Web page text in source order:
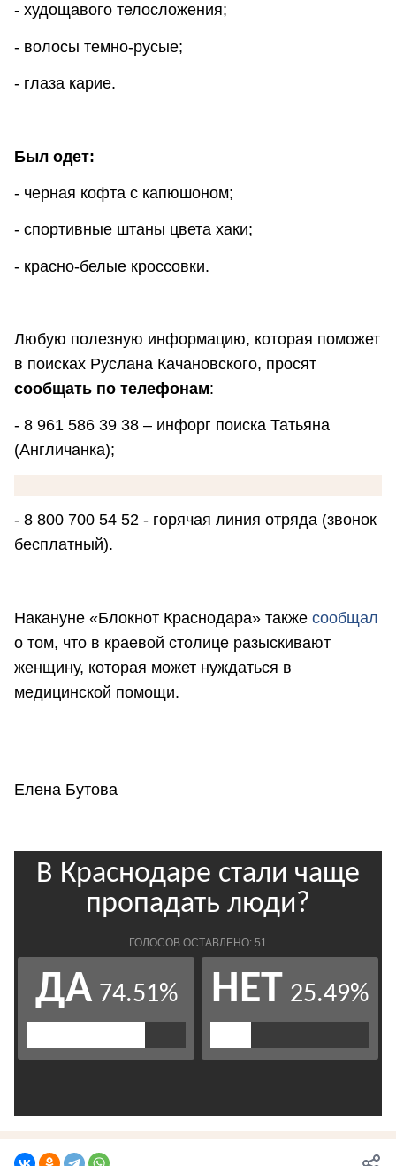
- худощавого телосложения;
- волосы темно-русые;
- глаза карие.
Был одет:
- черная кофта с капюшоном;
- спортивные штаны цвета хаки;
- красно-белые кроссовки.
Любую полезную информацию, которая поможет
в поисках Руслана Качановского, просят
сообщать по телефонам:
- 8 961 586 39 38 – инфорг поиска Татьяна
(Англичанка);
- 8 800 700 54 52 - горячая линия отряда (звонок
бесплатный).
Накануне «Блокнот Краснодара» также сообщал
о том, что в краевой столице разыскивают
женщину, которая может нуждаться в
медицинской помощи.
Елена Бутова